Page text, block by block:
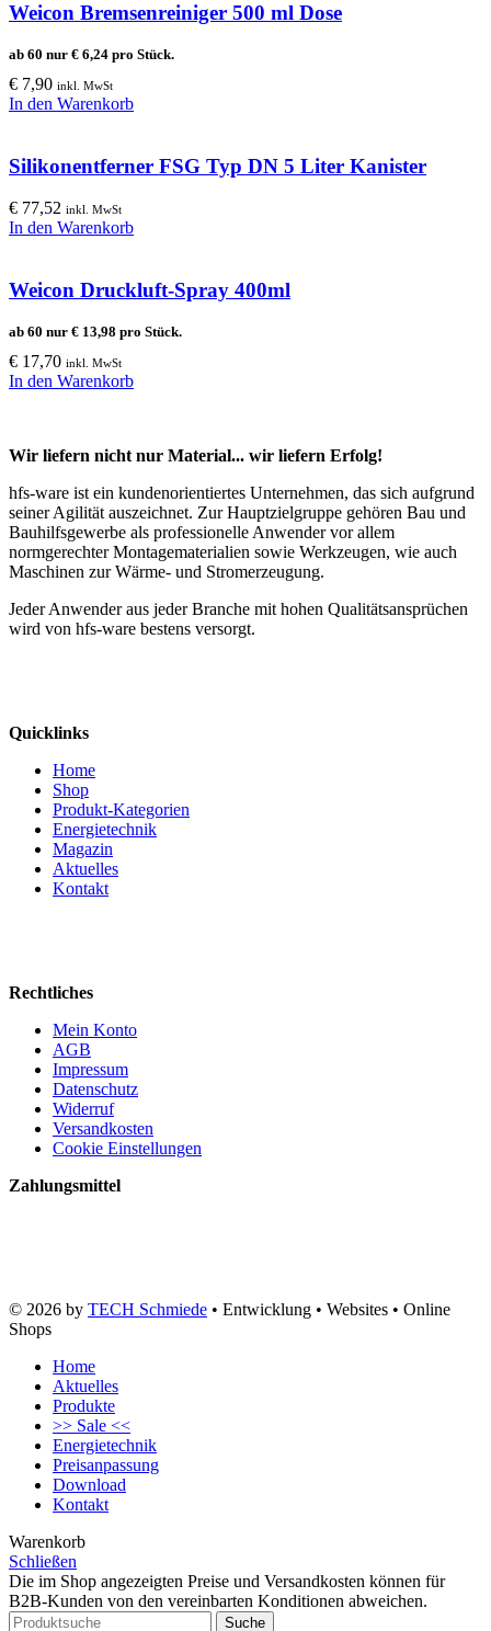
Weicon Bremsenreiniger 500 ml Dose
ab 60 nur € 6,24 pro Stück.
€ 7,90 inkl. MwSt
In den Warenkorb
Silikonentferner FSG Typ DN 5 Liter Kanister
€ 77,52 inkl. MwSt
In den Warenkorb
Weicon Druckluft-Spray 400ml
ab 60 nur € 13,98 pro Stück.
€ 17,70 inkl. MwSt
In den Warenkorb
Wir liefern nicht nur Material... wir liefern Erfolg!
hfs-ware ist ein kundenorientiertes Unternehmen, das sich aufgrund
seiner Agilität auszeichnet. Zur Hauptzielgruppe gehören Bau und
Bauhilfsgewerbe als professionelle Anwender vor allem
normgerechter Montagematerialien sowie Werkzeugen, wie auch
Maschinen zur Wärme- und Stromerzeugung.
Jeder Anwender aus jeder Branche mit hohen Qualitätsansprüchen
wird von hfs-ware bestens versorgt.
Quicklinks
Home
Shop
Produkt-Kategorien
Energietechnik
Magazin
Aktuelles
Kontakt
Rechtliches
Mein Konto
AGB
Impressum
Datenschutz
Widerruf
Versandkosten
Cookie Einstellungen
Zahlungsmittel
© 2026 by TECH Schmiede • Entwicklung • Websites • Online
Shops
Home
Aktuelles
Produkte
>> Sale <<
Energietechnik
Preisanpassung
Download
Kontakt
Warenkorb
Schließen
Die im Shop angezeigten Preise und Versandkosten können für
B2B-Kunden von den vereinbarten Konditionen abweichen.
Suche